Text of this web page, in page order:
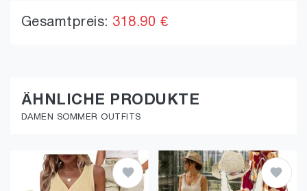
Gesamtpreis: 318.90 €
ÄHNLICHE PRODUKTE
DAMEN SOMMER OUTFITS